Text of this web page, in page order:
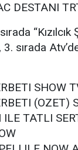
DESTANI
“Kızılcık
sırada
SHOW
(OZET)
TATLI